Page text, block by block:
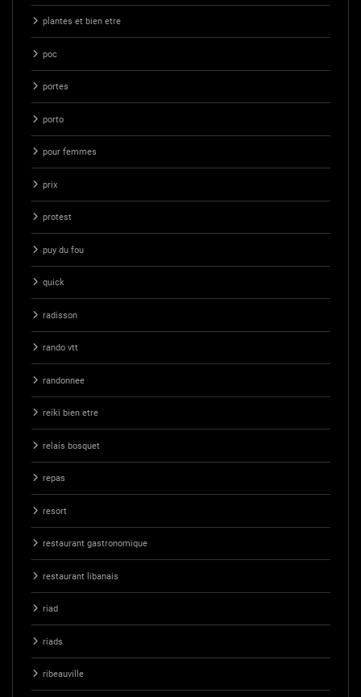
plantes et bien etre
poc
portes
porto
pour femmes
prix
protest
puy du fou
quick
radisson
rando vtt
randonnee
reiki bien etre
relais bosquet
repas
resort
restaurant gastronomique
restaurant libanais
riad
riads
ribeauville